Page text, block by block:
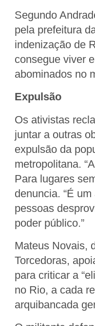
Segundo
pela prefeitura
indenização de
consegue viver
abominados no
Expulsão
Os ativistas
juntar a outras
expulsão da
metropolitana.
Para lugares
denuncia. “É
pessoas
poder público.”
Mateus Novais,
Torcedoras,
para criticar a
no Rio, a cada
arquibancada